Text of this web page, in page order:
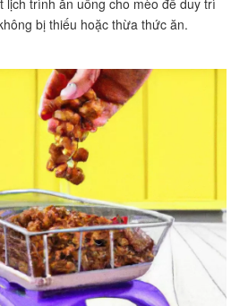
bị thiếu hoặc thừa thức ăn.